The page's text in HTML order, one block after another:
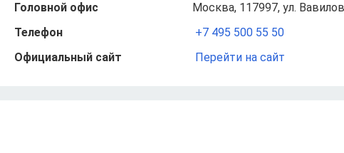
Головной офис
Москва, 117997, ул.
Телефон
+7 495 500 55 50
Официальный сайт
Перейти на сайт